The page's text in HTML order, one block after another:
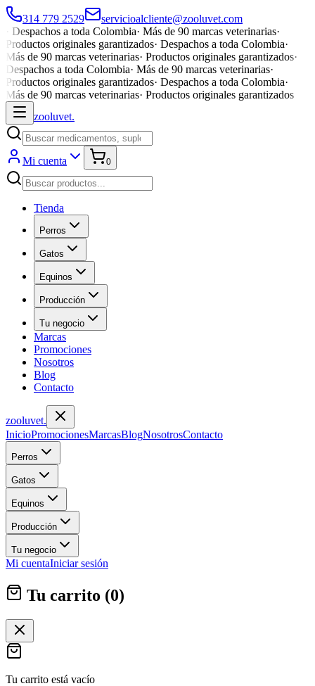
314 779 2529
servicioalcliente@zooluvet.com
Despachos a toda Colombia· Más de 90 marcas veterinarias·
Productos originales garantizados· Despachos a toda Colombia·
Más de 90 marcas veterinarias· Productos originales garantizados·
Despachos a toda Colombia· Más de 90 marcas veterinarias·
Productos originales garantizados· Despachos a toda Colombia·
Más de 90 marcas veterinarias· Productos originales garantizados
zooluvet.
Mi cuenta 0
Tienda
Perros
Gatos
Equinos
Producción
Tu negocio
Marcas
Promociones
Nosotros
Blog
Contacto
zooluvet.
InicioPromocionesMarcasBlogNosotrosContacto
Perros
Gatos
Equinos
Producción
Tu negocio
Mi cuentaIniciar sesión
Tu carrito (0)
Tu carrito está vacío